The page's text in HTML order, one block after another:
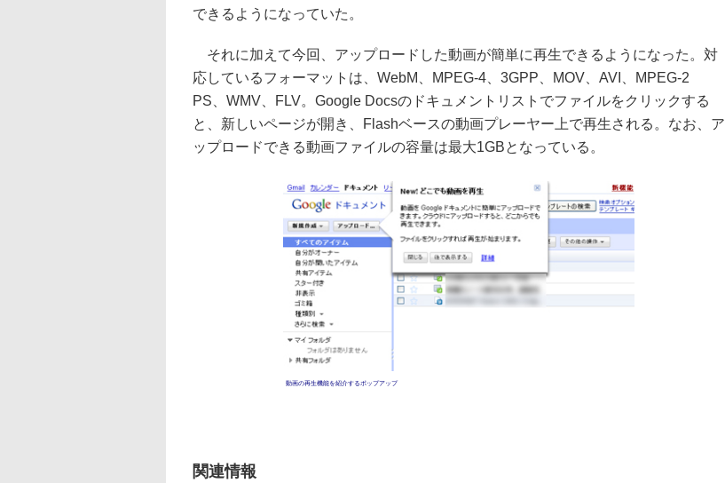
できるようになっていた。
それに加えて今回、アップロードした動画が簡単に再生できるようになった。対
応しているフォーマットは、WebM、MPEG-4、3GPP、MOV、AVI、MPEG-2
PS、WMV、FLV。Google Docsのドキュメントリストでファイルをクリックする
と、新しいページが開き、Flashベースの動画プレーヤー上で再生される。なお、ア
ップロードできる動画ファイルの容量は最大1GBとなっている。
動画の再生機能を紹介するポップアップ
関連情報